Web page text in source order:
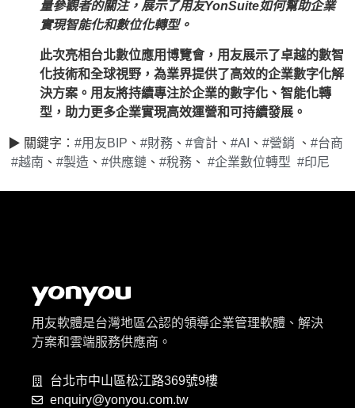
量參觀者的關注，展示了用友YonSuite如何幫助企業
實現智能化和數位化轉型。
此次亮相台北數位應用博覽會，用友展示了卓越的數智
化技術和全球視野，為業界提供了高效的企業數字化解
決方案。用友將持續專注於企業的數字化、智能化轉
型，助力更多企業實現高效運營和可持續發展。
▶ 關鍵字： #用友BIP 、 #財務 、 #會計 、 #AI 、 #營銷 、 #台商
#越南 、 #製造 、 #供應鏈 、 #稅務 、 #企業數位轉型 #印尼
用友軟體是台灣地區公認的領導企業管理軟體、解決
方案和雲端服務供應商。
台北市中山區松江路369號9樓
enquiry@yonyou.com.tw